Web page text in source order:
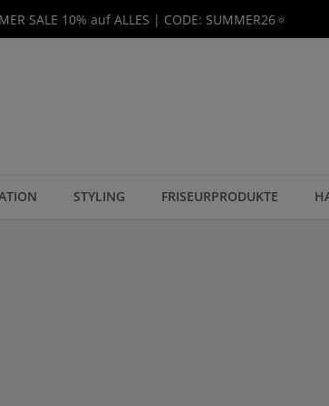
SALE 10% auf ALLES | CODE: SUMMER26🔅
STYLING FRISEURPRODUKTE